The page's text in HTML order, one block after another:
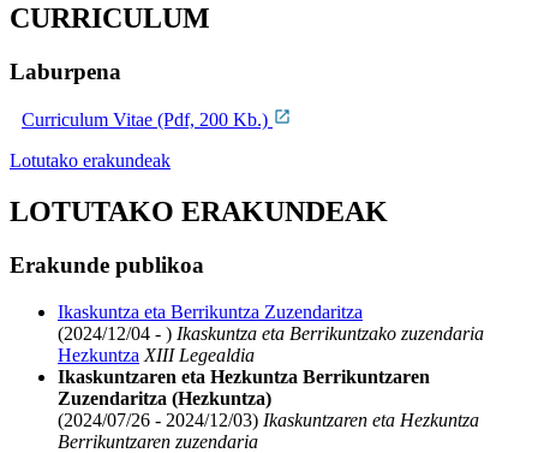
CURRICULUM
Laburpena
Curriculum Vitae (Pdf, 200 Kb.)
Lotutako erakundeak
LOTUTAKO ERAKUNDEAK
Erakunde publikoa
Ikaskuntza eta Berrikuntza Zuzendaritza
(2024/12/04 - ) Ikaskuntza eta Berrikuntzako zuzendaria
Hezkuntza XIII Legealdia
Ikaskuntzaren eta Hezkuntza Berrikuntzaren
Zuzendaritza (Hezkuntza)
(2024/07/26 - 2024/12/03) Ikaskuntzaren eta Hezkuntza
Berrikuntzaren zuzendaria